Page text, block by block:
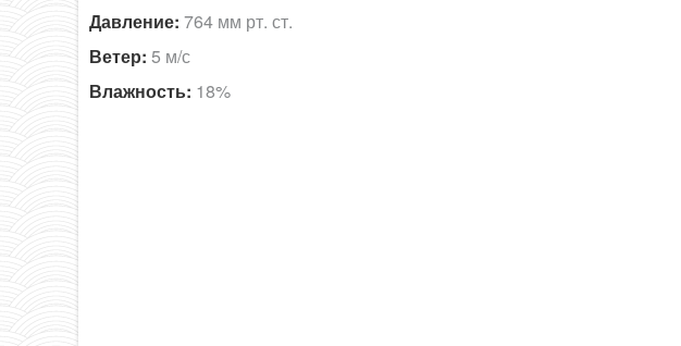
Давление: 764 мм рт. ст.
Ветер: 5 м/с
Влажность: 18%